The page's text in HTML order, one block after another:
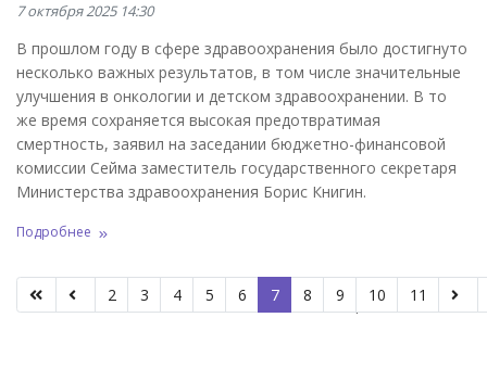
7 октября 2025 14:30
В прошлом году в сфере здравоохранения было достигнуто
несколько важных результатов, в том числе значительные
улучшения в онкологии и детском здравоохранении. В то
же время сохраняется высокая предотвратимая
смертность, заявил на заседании бюджетно-финансовой
комиссии Сейма заместитель государственного секретаря
Министерства здравоохранения Борис Книгин.
Подробнее
Страница 7 из 66
2 3 4 5 6 7 8 9 10 11